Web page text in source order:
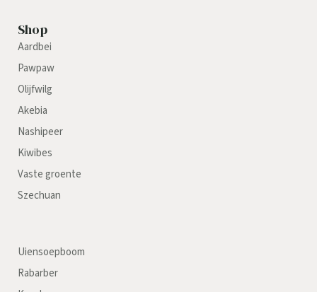
Shop
Aardbei
Pawpaw
Olijfwilg
Akebia
Nashipeer
Kiwibes
Vaste groente
Szechuan
Uiensoepboom
Rabarber